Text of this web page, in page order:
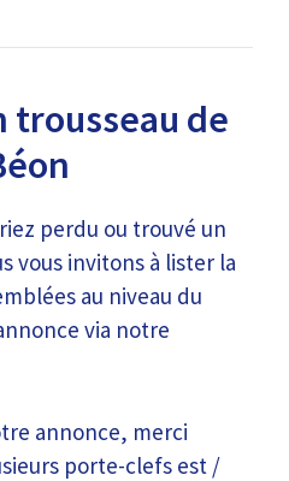
trousseau de
perdu ou trouvé un
vous invitons à lister la
au niveau du
via notre
annonce, merci
porte-clefs est /